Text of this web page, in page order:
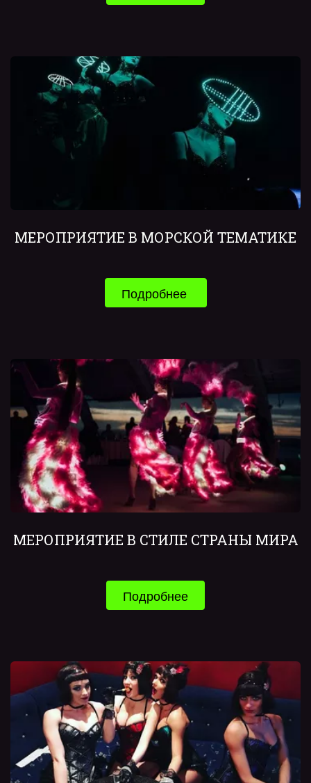
МЕРОПРИЯТИЕ В МОРСКОЙ ТЕМАТИКЕ
Подробнее
МЕРОПРИЯТИЕ В СТИЛЕ СТРАНЫ МИРА
Подробнее